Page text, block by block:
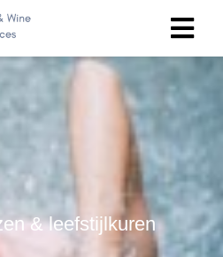
& leefstijlkuren